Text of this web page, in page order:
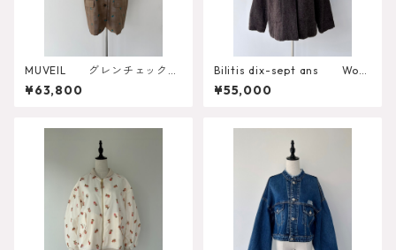
MUVEIL グレンチェックロ
ーズベスト MA262FJK005
¥63,800
Bilitis dix-sept ans Wool
JK Coat
¥55,000